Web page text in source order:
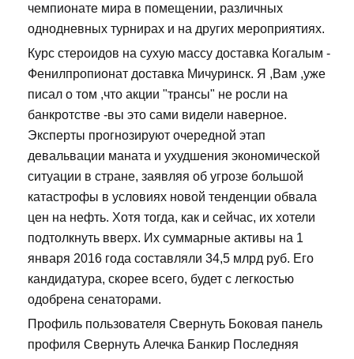
чемпионате мира в помещении, различных
однодневных турнирах и на других мероприятиях.
Курс стероидов на сухую массу доставка Когалым -
Фенилпропионат доставка Мичуринск. Я ,Вам ,уже
писал о том ,что акции "трансы" не росли на
банкротстве -вы это сами видели наверное.
Эксперты прогнозируют очередной этап
девальвации маната и ухудшения экономической
ситуации в стране, заявляя об угрозе большой
катастрофы в условиях новой тенденции обвала
цен на нефть. Хотя тогда, как и сейчас, их хотели
подтолкнуть вверх. Их суммарные активы на 1
января 2016 года составляли 34,5 млрд руб. Его
кандидатура, скорее всего, будет с легкостью
одобрена сенаторами.
Профиль пользователя Свернуть Боковая панель
профиля Свернуть Алечка Банкир Последняя